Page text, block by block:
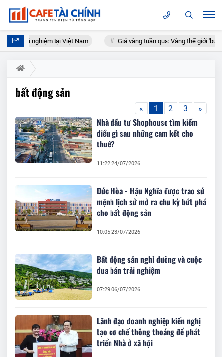
trải nghiệm tại Việt Nam Giá vàng tuần qua: Vàng thế giới 'bứt tốc'
bất động sản
« 1 2 3 »
Nhà đầu tư Shophouse tìm kiếm
điều gì sau những cam kết cho
thuê?
11:22 24/07/2026
Đức Hòa - Hậu Nghĩa được trao sứ
mệnh lịch sử mở ra chu kỳ bứt phá
cho bất động sản
10:05 23/07/2026
Bất động sản nghỉ dưỡng và cuộc
đua bán trải nghiệm
07:29 06/07/2026
Lãnh đạo doanh nghiệp kiến nghị
tạo cơ chế thông thoáng để phát
triển Nhà ở xã hội